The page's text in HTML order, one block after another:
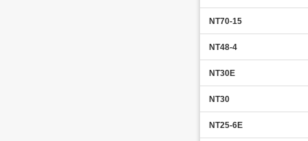
NT70-15
NT48-4
NT30E
NT30
NT25-6E